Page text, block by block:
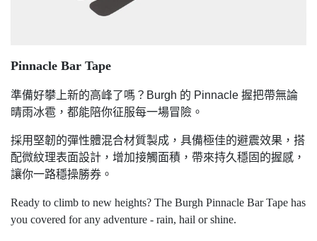
Pinnacle Bar Tape
準備好攀上新的高峰了嗎？Burgh 的 Pinnacle 握把帶無論
晴雨冰雹，都能陪你征服每一場冒險。
採用堅韌的彈性體混合材質製成，具備極佳的避震效果，搭
配微紋理表面設計，增加接觸面積，帶來持久穩固的握感，
讓你一路穩操勝券。
Ready to climb to new heights? The Burgh Pinnacle Bar Tape has
you covered for any adventure - rain, hail or shine.